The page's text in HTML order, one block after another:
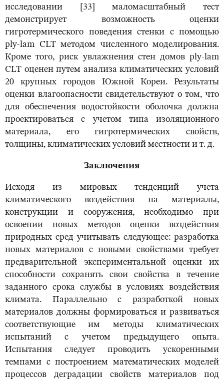
исследовании [33] маломасштабный тест
демонстрирует возможность оценки
гигротермического поведения стенки с помощью
ply-lam CLT методом численного моделирования.
Кроме того, риск увлажнения стен домов ply-lam
CLT оценен путем анализа климатических условий
20 крупных городов Южной Кореи. Результаты
оценки влагоопасности свидетельствуют о том, что
для обеспечения водостойкости оболочка должна
проектироваться с учетом типа изоляционного
материала, его гигротермических свойств,
толщины, климатических условий местности и т. д.
Заключения
Исходя из мировых тенденций учета
климатического воздействия на материалы,
конструкции и сооружения, необходимо при
освоении новых методов оценки воздействия
природных сред учитывать следующее: разработка
новых материалов с новыми свойствами требует
предварительной экспериментальной оценки их
способности сохранять свои свойства в течение
заданного срока службы в условиях воздействия
климата. Параллельно с разработкой новых
материалов должны формироваться и развиваться
соответствующие им методы климатических
испытаний с учетом предыдущего опыта.
Испытания следует проводить ускоренными
темпами с построением математических моделей
процессов деградации свойств материалов под